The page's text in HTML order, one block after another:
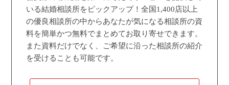
いる結婚相談所をピックアップ！全国1,400店以上
の優良相談所の中からあなたが気になる相談所の資
料を簡単かつ無料でまとめてお取り寄せできます。
また資料だけでなく、ご希望に沿った相談所の紹介
を受けることも可能です。